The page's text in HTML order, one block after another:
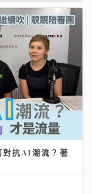
對抗AI潮流？著